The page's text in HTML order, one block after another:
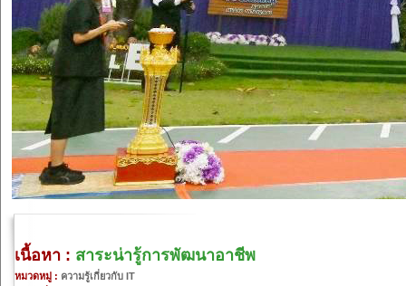
เนื้อหา : สาระน่ารู้การพัฒนาอาชีพ
หมวดหมู่ : ความรู้เกี่ยวกับ IT